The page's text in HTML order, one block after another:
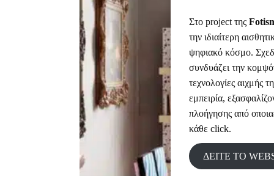
Στο project της
την ιδιαίτερη
ψηφιακό κόσμο.
συνδυάζει την
τεχνολογίες αιχμής
εμπειρία,
πλοήγησης από
κάθε click.
ΔΕΙΤΕ ΤΟ